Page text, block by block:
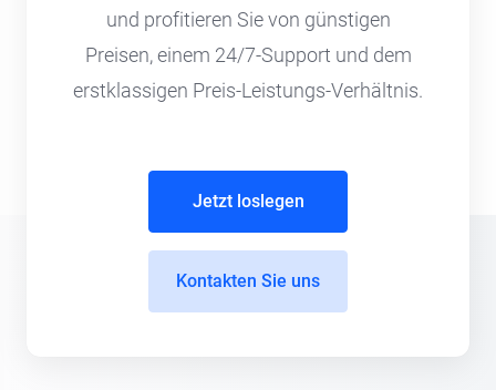
und profitieren Sie von günstigen
Preisen, einem 24/7-Support und dem
erstklassigen Preis-Leistungs-Verhältnis.
Kontakten Sie uns
Jetzt loslegen